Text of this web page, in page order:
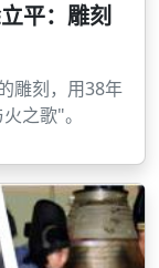
平：雕刻
雕刻，用38年
之歌"。